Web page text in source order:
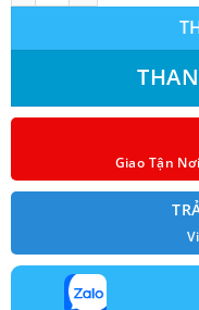
Giao Tận